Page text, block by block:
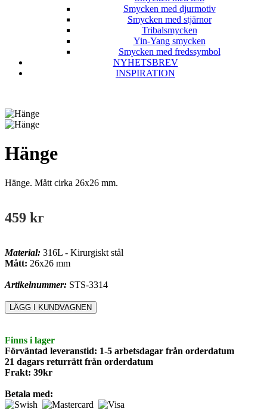
Smycken med djurmotiv
Smycken med stjärnor
Tribalsmycken
Yin-Yang smycken
Smycken med fredssymbol
NYHETSBREV
INSPIRATION
Hänge
Hänge. Mått cirka 26x26 mm.
459 kr
Material: 316L - Kirurgiskt stål
Mått: 26x26 mm
Artikelnummer: STS-3314
Finns i lager
Förväntad leveranstid: 1-5 arbetsdagar från orderdatum
21 dagars returrätt från orderdatum
Frakt: 39kr
Betala med: